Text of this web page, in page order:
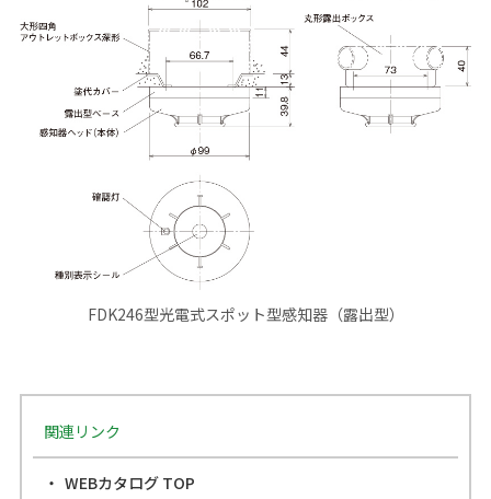
FDK246型光電式スポット型感知器（露出型）
関連リンク
WEBカタログ TOP